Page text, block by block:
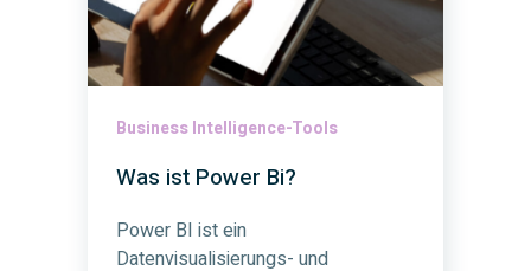
Business Intelligence-Tools
Was ist Power Bi?
Power BI ist ein
Datenvisualisierungs- und